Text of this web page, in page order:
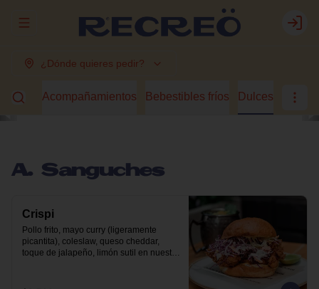
Abrir menu de navegación Login
¿Dónde quieres pedir?
Acompañamientos Bebestibles fríos Dulces
A. Sanguches
Crispi
Pollo frito, mayo curry (ligeramente
picantita), coleslaw, queso cheddar,
toque de jalapeño, limón sutil en nuestro